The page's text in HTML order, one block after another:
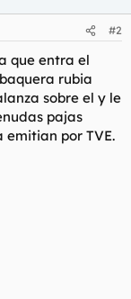
#2
que entra el
rubia
sobre el y le
pajas
emitian por TVE.